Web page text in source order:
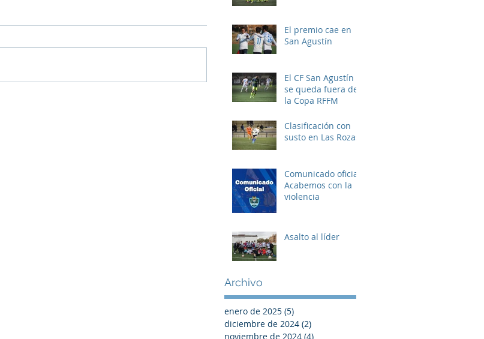
El premio cae en
San Agustín
El CF San Agustín
se queda fuera de
la Copa RFFM
Clasificación con
susto en Las Rozas
Comunicado oficial:
Acabemos con la
violencia
Asalto al líder
Archivo
enero de 2025 (5)
diciembre de 2024 (2)
noviembre de 2024 (4)